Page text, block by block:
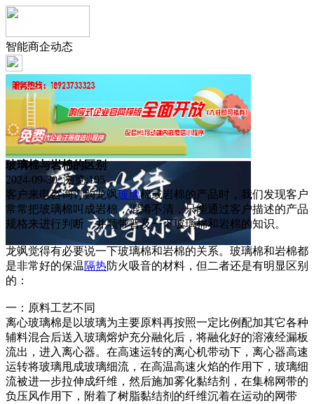
智能商企动态
玻璃棉与岩棉的区别
2024-09-30 浏览:105
客户来电咨询订购龙飒玻璃棉或岩棉的产品时，我们发现客户
常常把玻璃棉叫成岩棉，混淆不清，只能通过客户描述的产品
规格来进行判断，并顺带普及一下玻璃棉和岩棉的知识。
龙飒觉得有必要说一下玻璃棉和岩棉的关系。玻璃棉和岩棉都
是非常好的保温隔热防火吸音的材料，但二者还是有明显区别
的：
一：原料工艺不同
离心玻璃棉是以玻璃为主要原料再按照一定比例配加其它各种
辅料混合后送入玻璃熔炉充分融化后，将融化好的溶液经漏板
流出，进入离心器。在高速运转的离心机带动下，离心器高速
运转将玻璃甩成玻璃细流，在高温高速火焰的作用下，玻璃细
流被进一步拉伸成纤维，然后施加雾化黏结剂，在集棉网带的
负压风作用下，附着了树脂黏结剂的纤维沉着在运动的网带